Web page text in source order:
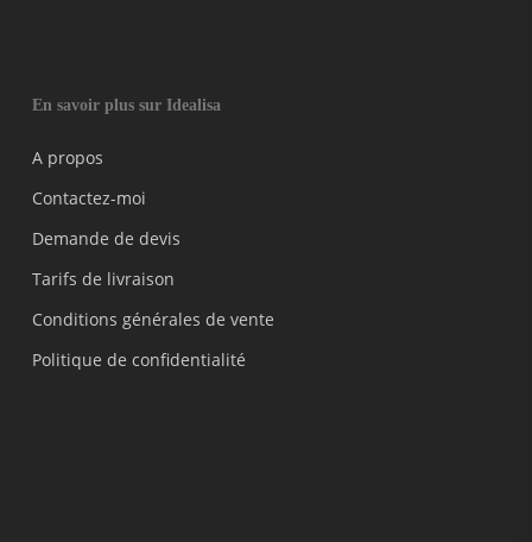
En savoir plus sur Idealisa
A propos
Contactez-moi
Demande de devis
Tarifs de livraison
Conditions générales de vente
Politique de confidentialité